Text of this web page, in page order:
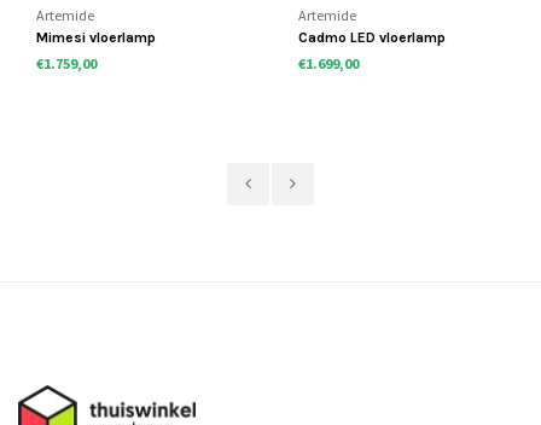
Artemide
Mimesi vloerlamp
€1.759,00
Artemide
Cadmo LED vloerlamp
€1.699,00